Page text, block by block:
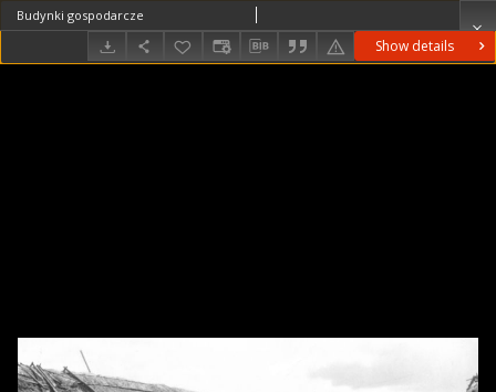
Show details
Budynki gospodarcze